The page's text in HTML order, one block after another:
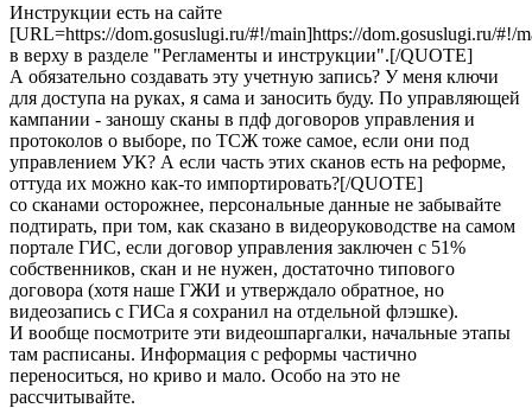
Инструкции есть на сайте
[URL=https://dom.gosuslugi.ru/#!/main]https://dom.gosuslugi.ru/#!/
в верху в разделе "Регламенты и инструкции".[/QUOTE]
А обязательно создавать эту учетную запись? У меня ключи
для доступа на руках, я сама и заносить буду. По управляющей
кампании - заношу сканы в пдф договоров управления и
протоколов о выборе, по ТСЖ тоже самое, если они под
управлением УК? А если часть этих сканов есть на реформе,
оттуда их можно как-то импортировать?[/QUOTE]
со сканами осторожнее, персональные данные не забывайте
подтирать, при том, как сказано в видеоруководстве на самом
портале ГИС, если договор управления заключен с 51%
собственников, скан и не нужен, достаточно типового
договора (хотя наше ГЖИ и утверждало обратное, но
видеозапись с ГИСа я сохранил на отдельной флэшке).
И вообще посмотрите эти видеошпаргалки, начальные этапы
там расписаны. Информация с реформы частично
переноситься, но криво и мало. Особо на это не
рассчитывайте.